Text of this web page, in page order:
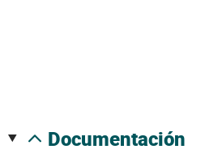
documentación